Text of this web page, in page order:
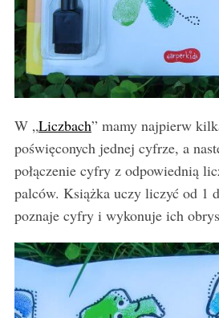
W „Liczbach” mamy najpierw
poświęconych jednej cyfrze, a
połączenie cyfry z odpowiednią
palców. Książka uczy liczyć od 1
poznaje cyfry i wykonuje ich